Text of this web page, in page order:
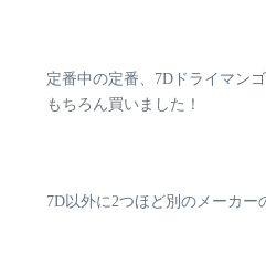
定番中の定番、7Dドライマンゴ
もちろん買いました！
7D以外に2つほど別のメーカー